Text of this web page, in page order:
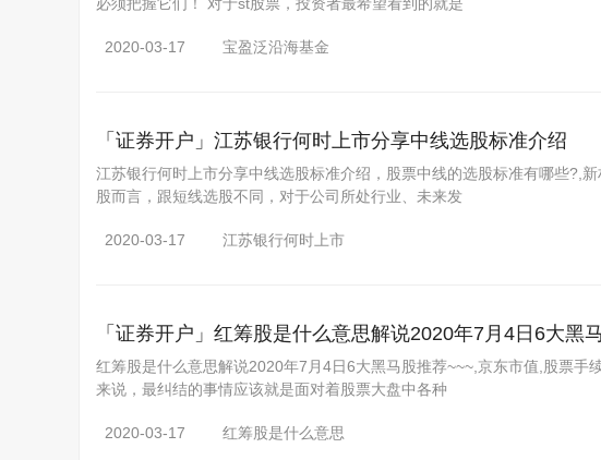
2020-03-17 宝盈泛沿海基金
「证券开户」 江苏银行何时上市分享中线选股标准介绍
江苏银行何时上市分享中线选股标准介绍，股票中线的选股标准有哪些?,
股而言，跟短线选股不同，对于公司所处行业、未来发
2020-03-17 江苏银行何时上市
「证券开户」 红筹股是什么意思解说2020年7月4日6大黑
红筹股是什么意思解说2020年7月4日6大黑马股推荐~~~,京东市值,股票手
来说，最纠结的事情应该就是面对着股票大盘中各种
2020-03-17 红筹股是什么意思